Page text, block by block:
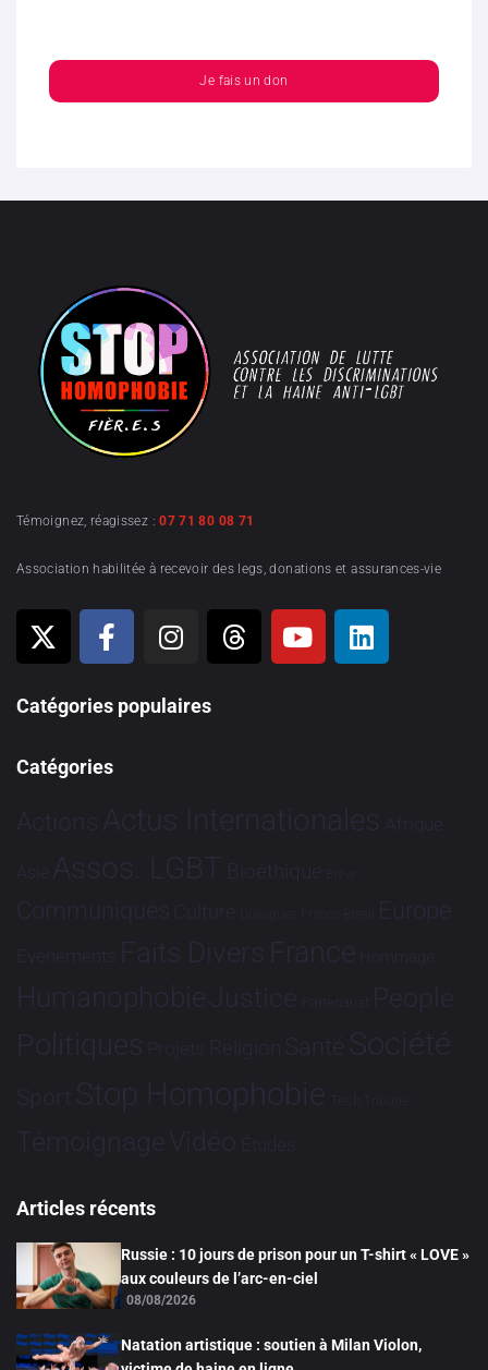
Je fais un don
Témoignez, réagissez :07 71 80 08 71
Association habilitée à recevoir des legs, donations et assurances-vie
Catégories populaires
Catégories
Actions Actus Internationales Afrique
Asie Assos. LGBT Bioéthique Brève
Communiqués Culture Dialogues France-Brésil Europe
Evénements Faits Divers France Hommage
HumanophobieJustice Partenariat People
Politiques Projets Religion Santé Société
Sport Stop Homophobie Tech Tribune
TémoignageVidéo Études
Articles récents
Russie : 10 jours de prison pour un T-shirt « LOVE »
aux couleurs de l’arc-en-ciel
08/08/2026
Natation artistique : soutien à Milan Violon,